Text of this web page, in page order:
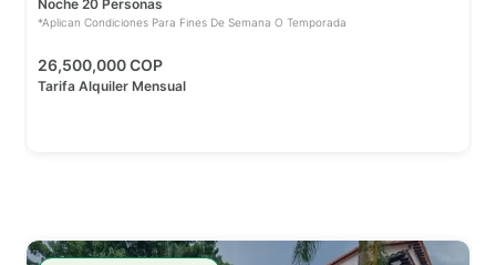
Noche 20 Personas
*Aplican Condiciones Para Fines De Semana O Temporada
26,500,000 COP
Tarifa Alquiler Mensual